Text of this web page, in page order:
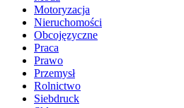
Motoryzacja
Nieruchomości
Obcojęzyczne
Praca
Prawo
Przemysł
Rolnictwo
Siebdruck